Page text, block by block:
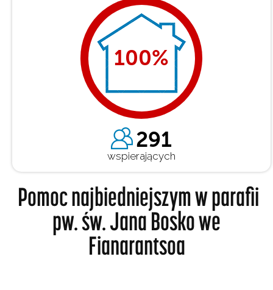
100%
291
wspierających
Pomoc najbiedniejszym w parafii
pw. św. Jana Bosko we
Fianarantsoa